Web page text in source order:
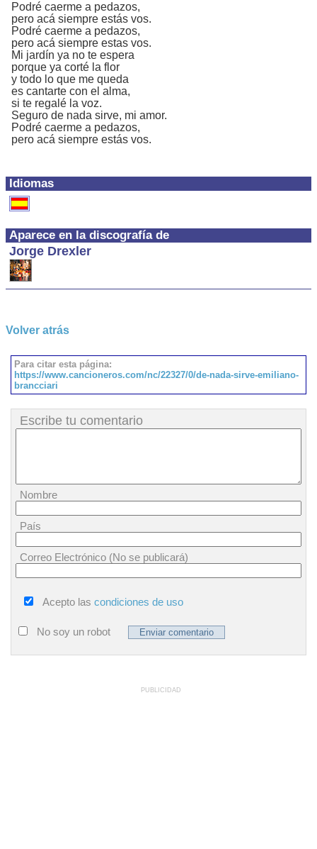
Idiomas
Aparece en la discografía de
Jorge Drexler
Podré caerme a pedazos,
pero acá siempre estás vos.
Podré caerme a pedazos,
pero acá siempre estas vos.
Mi jardín ya no te espera
porque ya corté la flor
y todo lo que me queda
es cantarte con el alma,
si te regalé la voz.
Seguro de nada sirve, mi amor.
Podré caerme a pedazos,
pero acá siempre estás vos.
Volver atrás
Para citar esta página:
https://www.cancioneros.com/nc/22327/0/de-nada-sirve-emiliano-
brancciari
Escribe tu comentario
Nombre
País
Correo Electrónico (No se publicará)
Acepto las condiciones de uso
No soy un robot
PUBLICIDAD